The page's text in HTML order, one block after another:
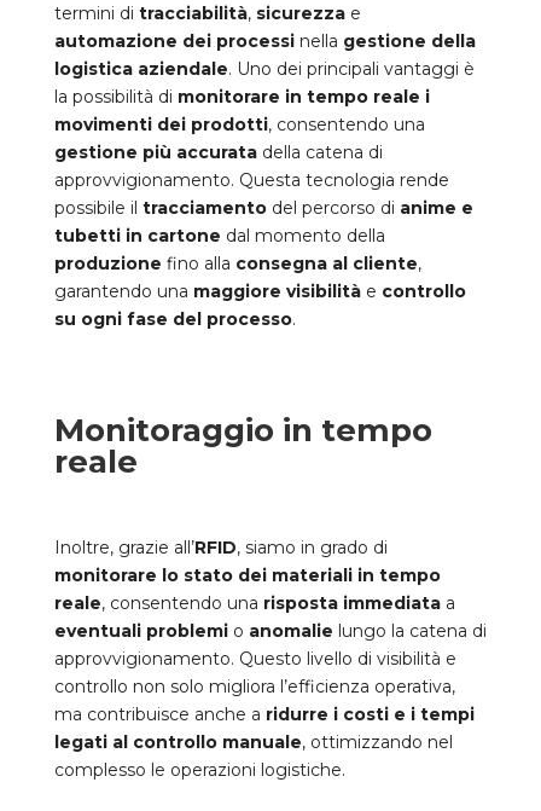
termini di tracciabilità, sicurezzae
automazione dei processi nella gestione della
logistica aziendale. Uno dei principali vantaggi è
la possibilità di monitorare in tempo reale i
movimenti dei prodotti, consentendo una
gestione più accurata della catena di
approvvigionamento. Questa tecnologia rende
possibile il tracciamentodel percorso di anime e
tubetti in cartone dal momento della
produzione fino alla consegna al cliente,
garantendo una maggiore visibilitàe controllo
su ogni fase del processo.
Monitoraggio in tempo
reale
Inoltre, grazie all’RFID, siamo in grado di
monitorare lo stato dei materiali in tempo
reale, consentendo una risposta immediata a
eventuali problemio anomalie lungo la catena di
approvvigionamento. Questo livello di visibilità e
controllo non solo migliora l’efficienza operativa,
ma contribuisce anche a ridurre i costi e i tempi
legati al controllo manuale, ottimizzando nel
complesso le operazioni logistiche.